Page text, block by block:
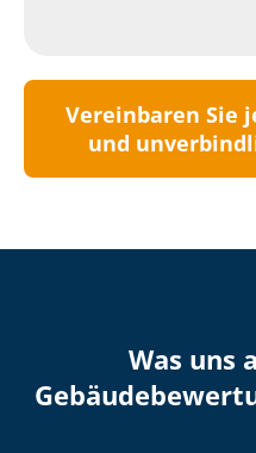
Vereinbaren Sie
und
Was uns